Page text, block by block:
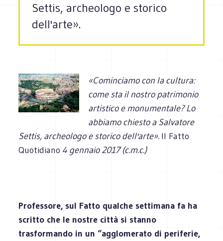
Settis, archeologo e storico
dell'arte».
«Cominciamo con la cultura:
come sta il nostro patrimonio
artistico e monumentale? Lo
abbiamo chiesto a Salvatore
Settis, archeologo e storico dell'arte». Il Fatto
Quotidiano 4 gennaio 2017 (c.m.c.)
Professore, sul Fatto qualche settimana fa ha
scritto che le nostre città si stanno
trasformando in un “agglomerato di periferie,